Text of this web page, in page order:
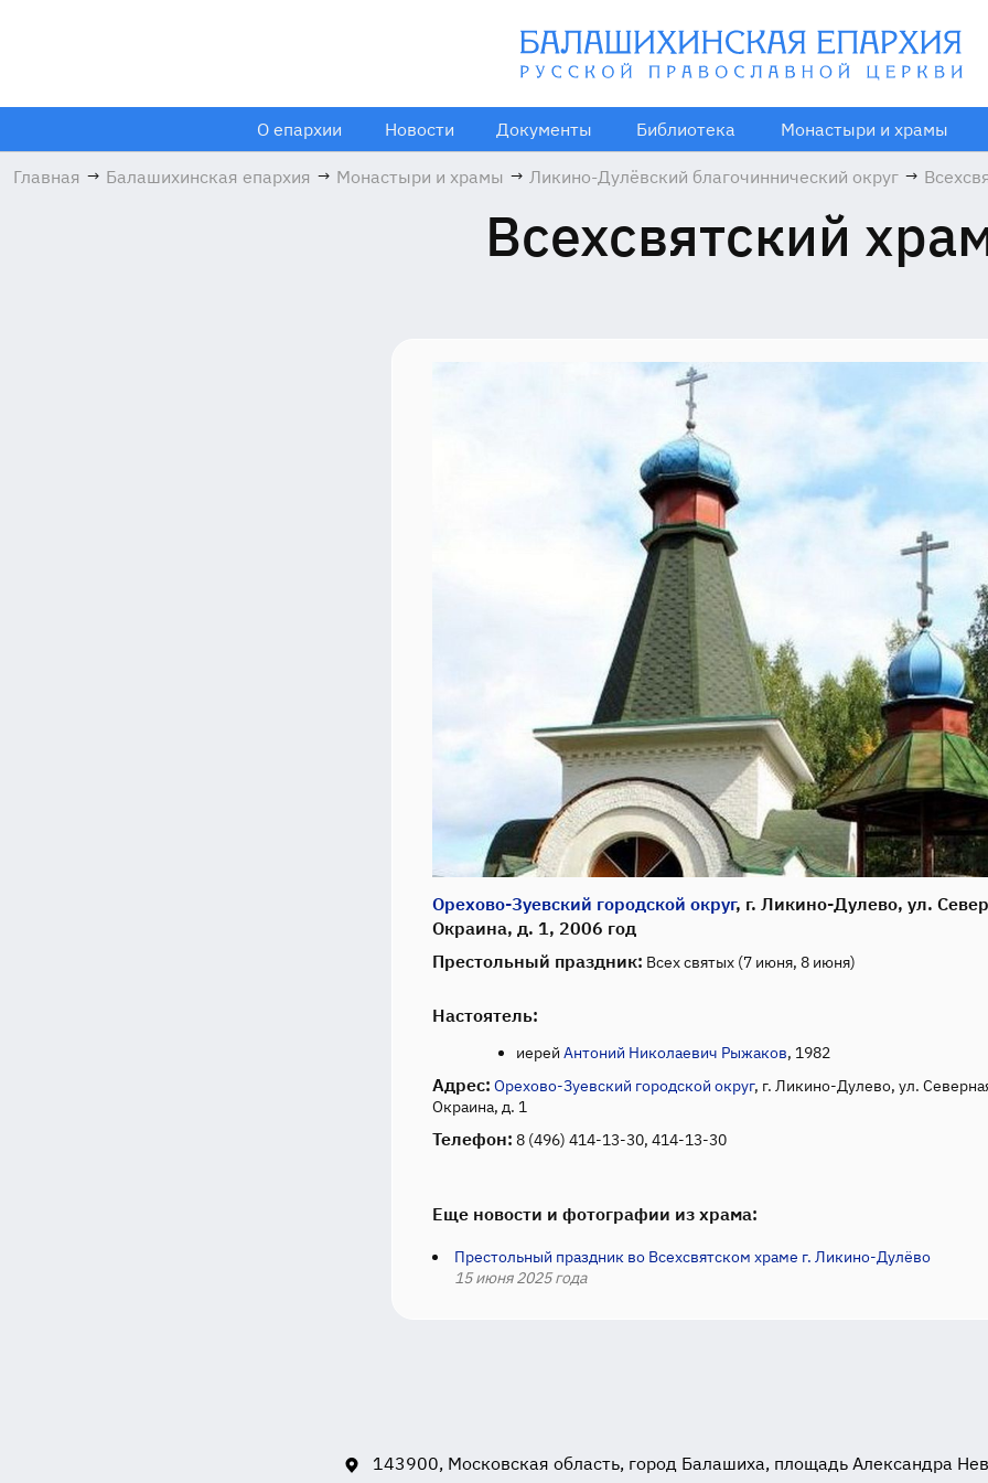
О епархии Новости Документы Библиотека Монастыри и храмы
Главная → Балашихинская епархия → Монастыри и храмы → Ликино-Дулёвский благочиннический округ →
Всехсвятский
Орехово-Зуевский городской округ, г. Ликино-Дулево, ул.
Окраина, д. 1, 2006 год
Престольный праздник: Всех святых (7 июня, 8 июня)
Настоятель:
иерей Антоний Николаевич Рыжаков, 1982
Адрес: Орехово-Зуевский городской округ, г. Ликино-Дулево, ул.
Окраина, д. 1
Телефон: 8 (496) 414-13-30, 414-13-30
Еще новости и фотографии из храма:
Престольный праздник во Всехсвятском храме г. Ликино-Дулёво
15 июня 2025 года
143900, Московская область, город Балашиха, площадь Александра